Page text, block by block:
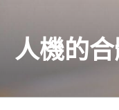
人機的